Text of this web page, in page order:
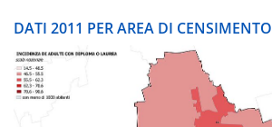
DATI 2011 PER AREA DI CENSIMENTO